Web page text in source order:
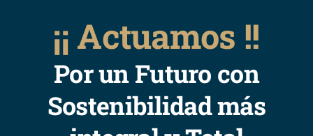
¡¡ Actuamos !!
Por un Futuro con
Sostenibilidad más